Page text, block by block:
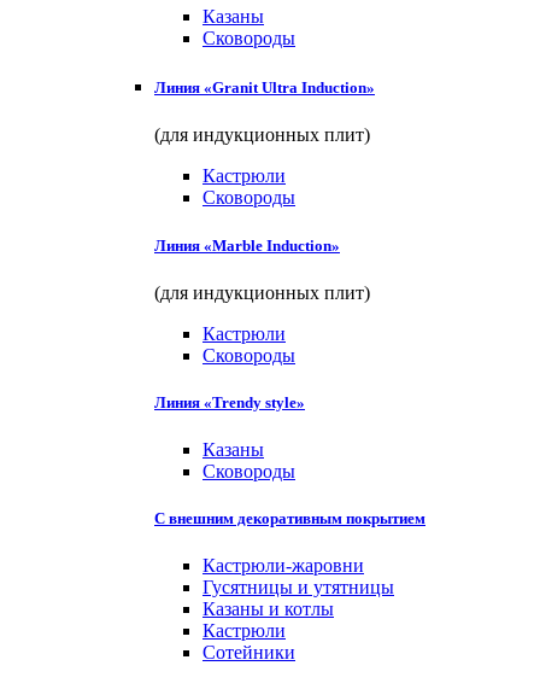
Казаны
Сковороды
Линия «Granit Ultra Induction»
(для индукционных плит)
Кастрюли
Сковороды
Линия «Marble Induction»
(для индукционных плит)
Кастрюли
Сковороды
Линия «Trendy style»
Казаны
Сковороды
С внешним декоративным покрытием
Кастрюли-жаровни
Гусятницы и утятницы
Казаны и котлы
Кастрюли
Сотейники